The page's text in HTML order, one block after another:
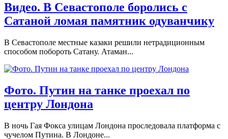
Видео. В Севастополе боролись с
Сатаной ломая памятник одуванчику
В Севастополе местные казаки решили нетрадиционным
способом побороть Сатану. Атаман...
Фото. Путин на танке проехал по
центру Лондона
В ночь Гая Фокса улицам Лондона проследовала платформа с
чучелом Путина. В Лондоне...